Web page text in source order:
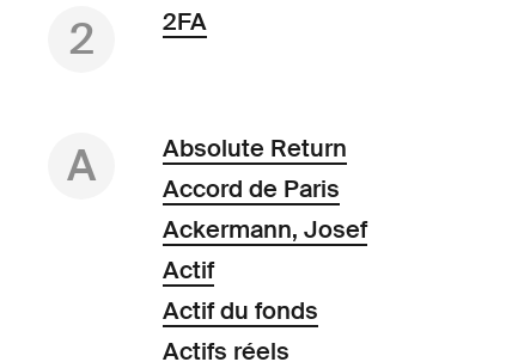
2 2FA
A
Absolute Return
Accord de Paris
Ackermann, Josef
Actif
Actif du fonds
Actifs réels